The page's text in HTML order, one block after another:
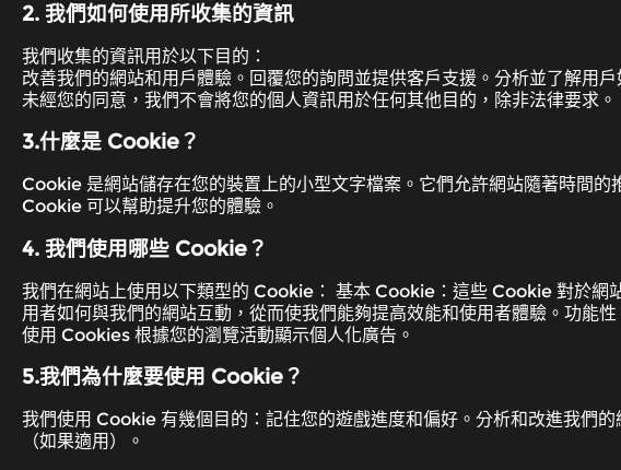
2. 我們如何使用所收集的資訊
我們收集的資訊用於以下目的：
改善我們的網站和用戶體驗。回覆您的詢問並提供客戶支援。分析並了解用
未經您的同意，我們不會將您的個人資訊用於任何其他目的，除非法律要求。
3.什麼是 Cookie？
Cookie 是網站儲存在您的裝置上的小型文字檔案。它們允許網站隨著時間
Cookie 可以幫助提升您的體驗。
4. 我們使用哪些 Cookie？
我們在網站上使用以下類型的 Cookie： 基本 Cookie：這些 Cookie 對於
用者如何與我們的網站互動，從而使我們能夠提高效能和使用者體驗。功
使用 Cookies 根據您的瀏覽活動顯示個人化廣告。
5.我們為什麼要使用 Cookie？
我們使用 Cookie 有幾個目的：記住您的遊戲進度和偏好。分析和改進我們
（如果適用）。